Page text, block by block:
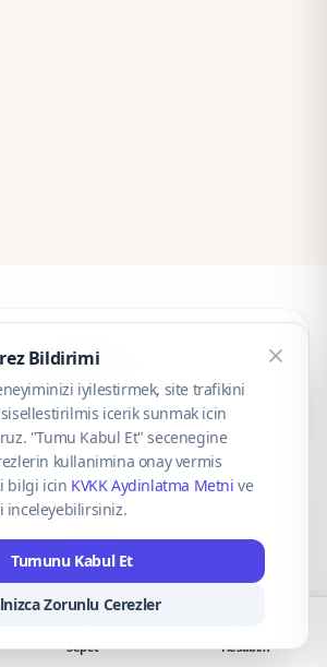
CaseOnn
Tüm hakları saklıdır.
VISA Mastercard
Bildirimi
iyilestirmek, site trafikini
icerik sunmak icin
"Tumu Kabul Et" secenegine
kullanimina onay vermis
bilgi icin KVKK Aydinlatma Metni ve
inceleyebilirsiniz.
Tumunu Kabul Et
Zorunlu Cerezler
Sepet Hesabım